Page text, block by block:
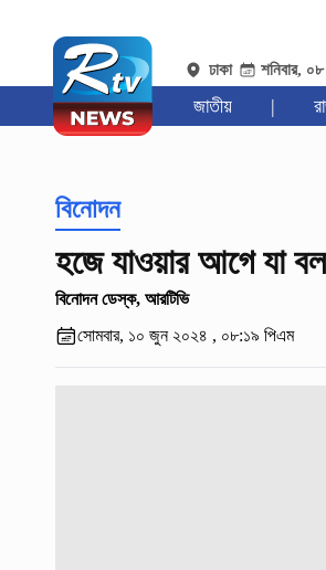
ঢাকা শনিবার,
জাতীয় |
বিনোদন
হজে যাওয়ার আগে যা
বিনোদন ডেস্ক, আরটিভি
সোমবার, ১০ জুন ২০২৪ , ০৮:১৯ পিএম